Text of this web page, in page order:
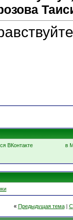
ВКонтакте
в
« Предыдущая тема|